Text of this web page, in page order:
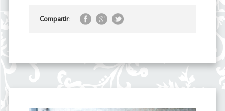
Compartir: